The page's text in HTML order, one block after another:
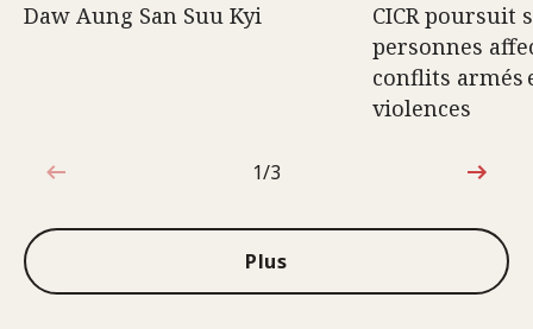
Daw Aung San Suu Kyi
CICR poursuit
personnes
conflits armés
violences
1sur3
1/3
Plus